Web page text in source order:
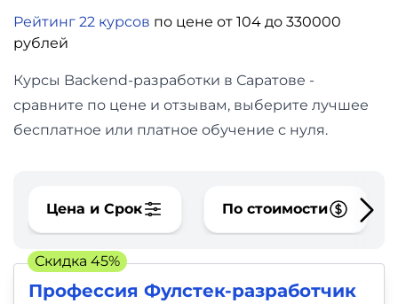
Рейтинг 22 курсов по цене от 104 до 330000
рублей
Курсы Backend-разработки в Саратове -
сравните по цене и отзывам, выберите лучшее
бесплатное или платное обучение с нуля.
Цена и Срок По стоимости
Профессия Фулстек-разработчик
Скидка 45%
финансы
Дизайн
Аналитика
фото,
аудио
Маркетинг